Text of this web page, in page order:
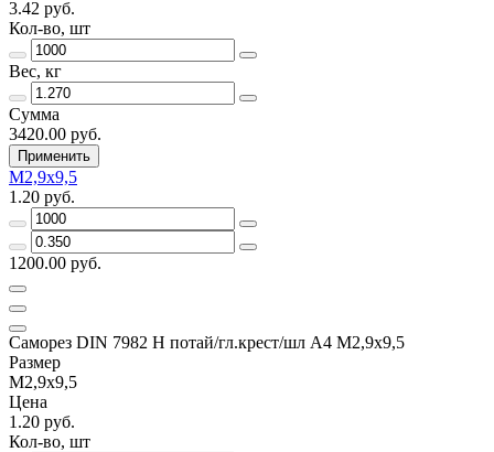
3.42 руб.
Кол-во, шт
Вес, кг
Сумма
3420.00 руб.
Применить
М2,9х9,5
1.20 руб.
1200.00 руб.
Саморез DIN 7982 H потай/гл.крест/шл А4 М2,9х9,5
Размер
М2,9х9,5
Цена
1.20 руб.
Кол-во, шт